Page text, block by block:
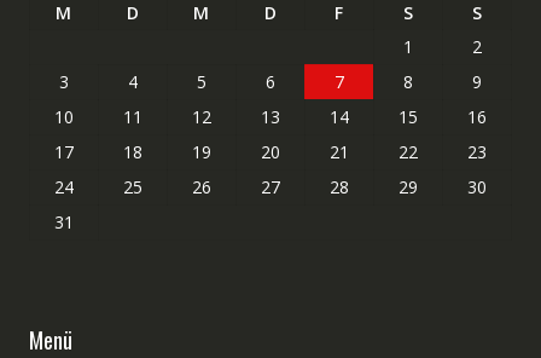
M D M D F S
S
1
2
3
4 5 6 7 8
9
10
11 12 13 14 15
16
17
18 19 20 21 22
23
24
25 26 27 28 29
30
31
Menü